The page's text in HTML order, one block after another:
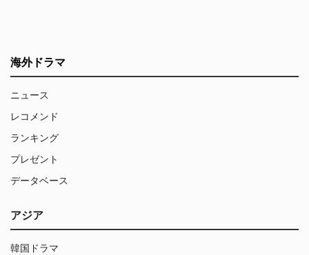
海外ドラマ
ニュース
レコメンド
ランキング
プレゼント
データベース
アジア
韓国ドラマ